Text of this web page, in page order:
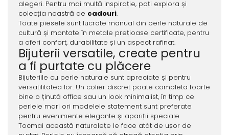
alegeri. Pentru mai multă inspirație, poți explora și
colecția noastră de cadouri.
Toate piesele sunt lucrate manual din perle naturale de
cultură și montate în metale prețioase certificate, pentru
a oferi confort, durabilitate și un aspect rafinat.
Bijuterii versatile, create pentru
a fi purtate cu plăcere
Bijuteriile cu perle naturale sunt apreciate și pentru
versatilitatea lor. Un colier discret poate completa foarte
bine o ținută office sau un look minimalist, în timp ce
perlele mari ori modelele statement sunt preferate
pentru evenimente elegante și apariții speciale.
Tocmai această naturalețe le face atât de ușor de